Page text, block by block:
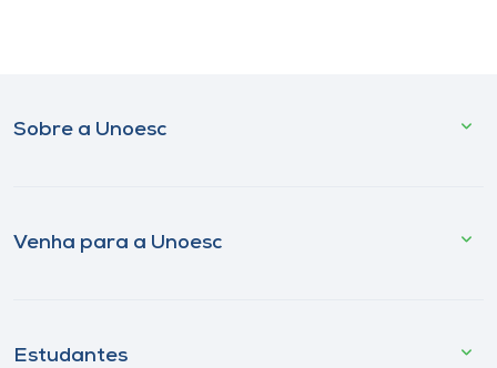
Sobre a Unoesc
Venha para a Unoesc
Estudantes